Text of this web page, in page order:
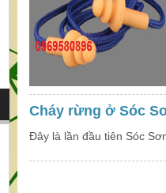
Cháy rừng ở Sóc
Đây là lần đầu tiên Sóc
GỜ GIẢM TỐC BẰNG THÉP
liên hệ theo số : 0969580896
Mua hàng